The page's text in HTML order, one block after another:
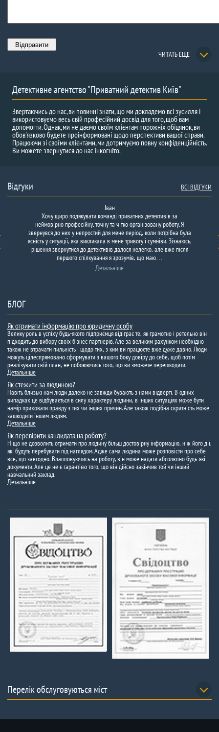
ЧИТАТЬ ЕЩЕ
Детективне агентство "Приватний детектив Київ"
Звертаючись до нас, ви повинні знати, що ми докладемо всі зусилля і
використовуємо весь свій професійний досвід для того, щоб вам
допомогти. Однак, ми не даємо своїм клієнтам порожніх обіцянок, ви
обов'язково будете проінформовані щодо перспективи вашої справи.
Працюючи зі своїми клієнтами, ми дотримуємо повну конфіденційність.
Ви можете звернутися до нас інкогніто.
Відгуки ВСІ ВІДГУКИ
Іван
Хочу щиро подякувати команді приватних детективів за
неймовірно професійну, точну та чітко організовану роботу. Я
звернувся до них у непростий для мене період, коли потрібна була
ясність у ситуації, яка викликала в мене тривогу і сумніви. Зізнаюсь,
рішення звернутися до детективів далося нелегко, але вже після
першого спiлкування я зрозумів, що маю…
Детальніше
Спасибі вам детективи щодопомоглименізнайти моюдолю.
уКиїв на
БЛОГ
Як отримати інформацію про юридичну особу
Велику роль в успіху будь-якого підприємця відіграє те, як грамотно і ретельно він
підходить до вибору своїх бізнес партнерів. Але за великим рахунком необхідно
також не втрачати пильність і щодо тих, з ким ви працюєте вже дуже давно. Люди
можуть цілеспрямовано сформувати з вашого боку довіру до себе, щоб потім
реалізувати свій план, не побоюючись того, що ви зможете перешкодити.
Детальніше
Як стежити за людиною?
Навіть близькі нам люди далеко не завжди бувають з нами відверті. В одних
випадках це відбувається в силу характеру людини, в інших ситуаціях може бути
намір приховати правду з тих чи інших причин. Але також подібна скритність може
зашкодити іншим людям.
Детальніше
Як перевірити кандидата на роботу?
Ніщо не дозволить отримати про людину більш достовірну інформацію, ніж його дії,
які будуть перебувати під наглядом. Адже сама людина може розповісти про себе
все, що завгодно. Влаштовуючись на роботу, він може надати абсолютно будь-які
документи. Але це не є гарантією того, що він дійсно закінчив той чи інший
навчальний заклад.
Детальніше
Перелік обслуговуються міст